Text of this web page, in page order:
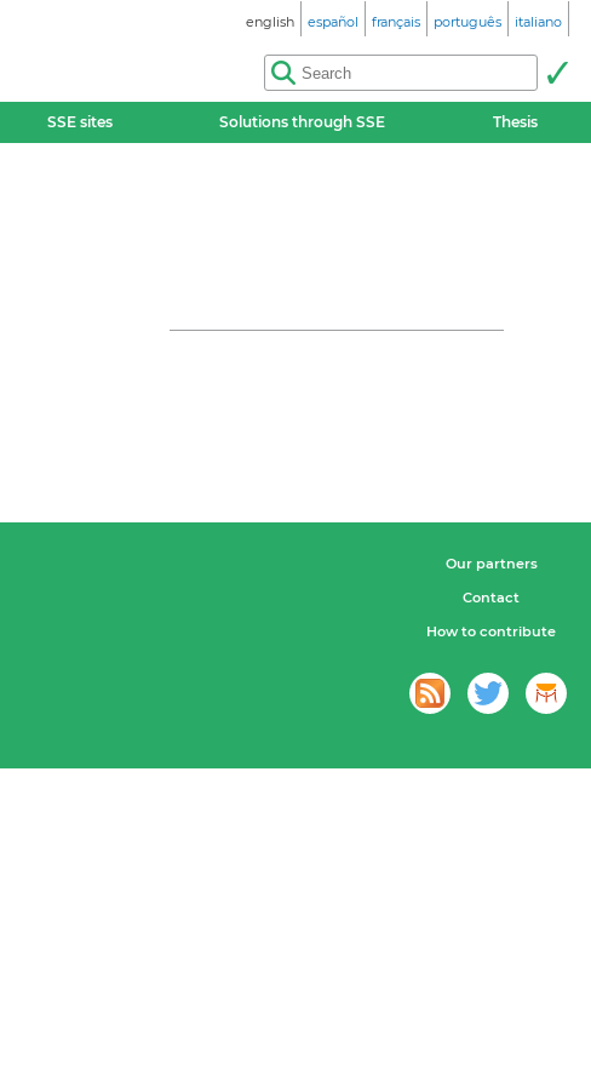
english español français português italiano
SSE sites Solutions through SSE Thesis
Our partners
Contact
How to contribute